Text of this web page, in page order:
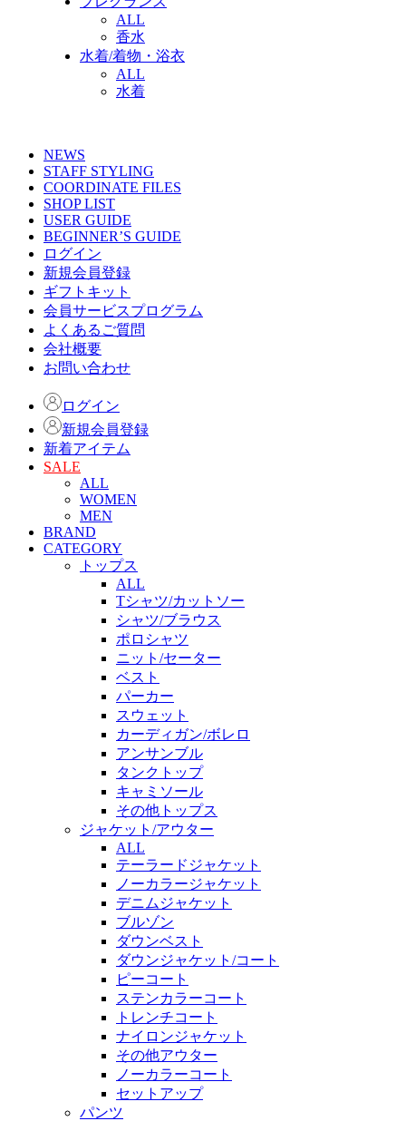
ALL
香水
水着/着物・浴衣
ALL
水着
NEWS
STAFF STYLING
COORDINATE FILES
SHOP LIST
USER GUIDE
BEGINNER’S GUIDE
ログイン
新規会員登録
ギフトキット
会員サービスプログラム
よくあるご質問
会社概要
お問い合わせ
ログイン
新規会員登録
新着アイテム
SALE
ALL
WOMEN
MEN
BRAND
CATEGORY
トップス
ALL
Tシャツ/カットソー
シャツ/ブラウス
ポロシャツ
ニット/セーター
ベスト
パーカー
スウェット
カーディガン/ボレロ
アンサンブル
タンクトップ
キャミソール
その他トップス
ジャケット/アウター
ALL
テーラードジャケット
ノーカラージャケット
デニムジャケット
ブルゾン
ダウンベスト
ダウンジャケット/コート
ピーコート
ステンカラーコート
トレンチコート
ナイロンジャケット
その他アウター
ノーカラーコート
セットアップ
パンツ